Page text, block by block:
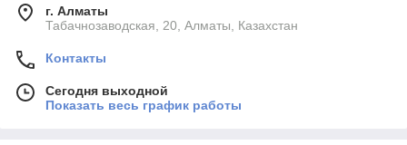
г. Алматы
Табачнозаводская, 20, Алматы, Казахстан
Контакты
Сегодня выходной
Показать весь график работы